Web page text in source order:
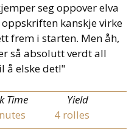
seg oppover elva
oppskriften kanskje virke
frem i starten. Men åh,
så absolutt verdt all
å elske det!"
Time
Yield
4 rolles